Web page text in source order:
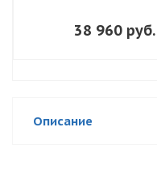
38 960 руб.
Описание